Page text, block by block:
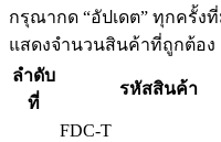
กรุณากด “อัปเดต” ทุกครั้ง
แสดงจำนวนสินค้าที่ถูกต้อง
ลำดับ
ที่
รหัสสินค้า
FDC-T